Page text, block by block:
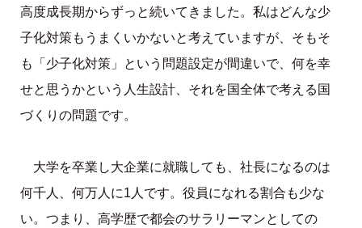
高度成長期からずっと続いてきました。私はどんな少
子化対策もうまくいかないと考えていますが、そもそ
も「少子化対策」という問題設定が間違いで、何を幸
せと思うかという人生設計、それを国全体で考える国
づくりの問題です。
大学を卒業し大企業に就職しても、社長になるのは
何千人、何万人に1人です。役員になれる割合も少な
い。つまり、高学歴で都会のサラリーマンとしての